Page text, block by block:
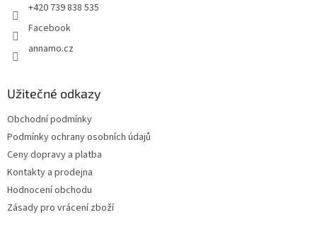
+420 739 838 535
Facebook
annamo.cz
Užitečné odkazy
Obchodní podmínky
Podmínky ochrany osobních údajů
Ceny dopravy a platba
Kontakty a prodejna
Hodnocení obchodu
Zásady pro vrácení zboží